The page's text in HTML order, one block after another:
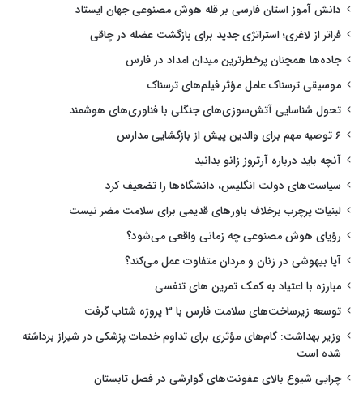
دانش آموز استان فارسی بر قله هوش مصنوعی جهان ایستاد
فراتر از لاغری؛ استراتژی جدید برای بازگشت عضله در چاقی
جاده‌ها همچنان پرخطرترین میدان امداد در فارس
موسیقی ترسناک عامل مؤثر فیلم‌های ترسناک
تحول شناسایی آتش‌سوزی‌های جنگلی با فناوری‌های هوشمند
۶ توصیه مهم برای والدین پیش از بازگشایی مدارس
آنچه باید درباره آرتروز زانو بدانید
سیاست‌های دولت انگلیس، دانشگاه‌ها را تضعیف کرد
لبنیات پرچرب برخلاف باورهای قدیمی برای سلامت مضر نیست
رؤیای هوش مصنوعی چه زمانی واقعی می‌شود؟
آیا بیهوشی در زنان و مردان متفاوت عمل می‌کند؟
مبارزه با اعتیاد به کمک تمرین های تنفسی
توسعه زیرساخت‌های سلامت فارس با ۳ پروژه شتاب گرفت
وزیر بهداشت: گام‌های مؤثری برای تداوم خدمات پزشکی در شیراز برداشته
شده است
چرایی شیوع بالای عفونت‌های گوارشی در فصل تابستان